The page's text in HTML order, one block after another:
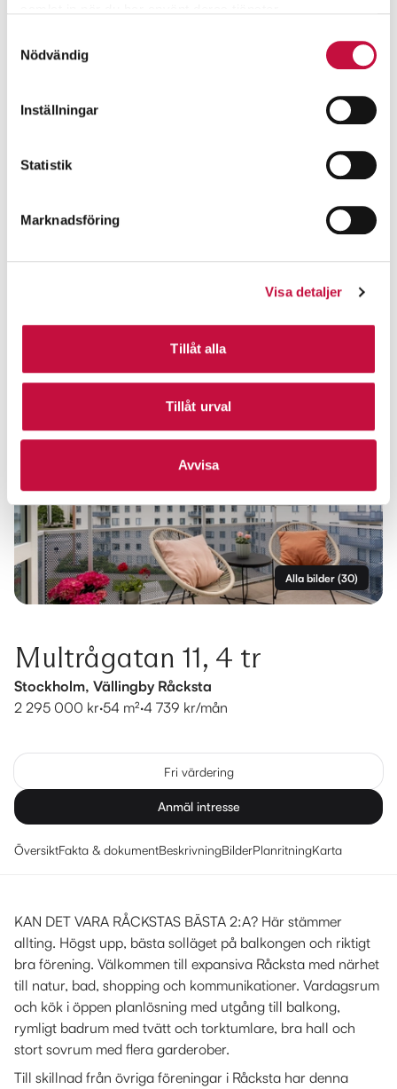
Nödvändig
Inställningar
Statistik
Marknadsföring
Visa detaljer
Tillåt alla
Tillåt urval
Avvisa
Alla bilder (30)
Multrågatan 11, 4 tr
Stockholm, Vällingby Råcksta
2 295 000 kr·54 m²·4 739 kr/mån
Fri värdering
Anmäl intresse
ÖversiktFakta & dokumentBeskrivningBilderPlanritningKarta
KAN DET VARA RÅCKSTAS BÄSTA 2:A? Här stämmer
allting. Högst upp, bästa solläget på balkongen och riktigt
bra förening. Välkommen till expansiva Råcksta med närhet
till natur, bad, shopping och kommunikationer. Vardagsrum
och kök i öppen planlösning med utgång till balkong,
rymligt badrum med tvätt och torktumlare, bra hall och
stort sovrum med flera garderober.
Till skillnad från övriga föreningar i Råcksta har denna